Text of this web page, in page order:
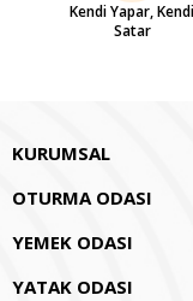
Kendi Yapar, Kendi
Satar
KURUMSAL
OTURMA ODASI
YEMEK ODASI
YATAK ODASI